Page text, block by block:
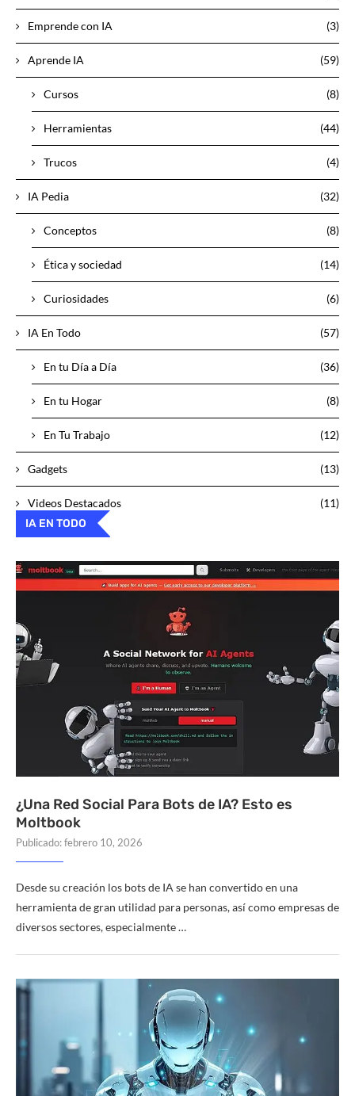
Emprende con IA (3)
Aprende IA (59)
Cursos (8)
Herramientas (44)
Trucos (4)
IA Pedia (32)
Conceptos (8)
Ética y sociedad (14)
Curiosidades (6)
IA En Todo (57)
En tu Día a Día (36)
En tu Hogar (8)
En Tu Trabajo (12)
Gadgets (13)
Videos Destacados
(11)
IA EN TODO
¿Una Red Social Para Bots de IA? Esto es
Moltbook
Publicado:febrero 10, 2026
Desde su creación los bots de IA se han convertido en una
herramienta de gran utilidad para personas, así como empresas de
diversos sectores, especialmente …